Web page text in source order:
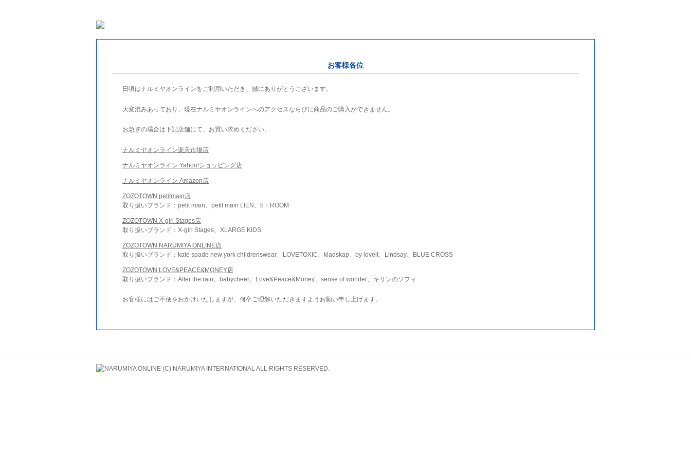
お客様各位
日頃はナルミヤオンラインをご利用いただき、誠にありがとうございます。
大変混みあっており、現在ナルミヤオンラインへのアクセスならびに商品のご購入ができません。
お急ぎの場合は下記店舗にて、お買い求めください。
ナルミヤオンライン楽天市場店
ナルミヤオンライン Yahoo!ショッピング店
ナルミヤオンライン Amazon店
ZOZOTOWN petitmain店
取り扱いブランド：petit main、petit main LIEN、b・ROOM
ZOZOTOWN X-girl Stages店
取り扱いブランド：X-girl Stages、XLARGE KIDS
ZOZOTOWN NARUMIYA ONLINE店
取り扱いブランド：kate spade new york childrenswear、LOVETOXIC、kladskap、by loveit、Lindsay、BLUE CROSS
ZOZOTOWN LOVE&PEACE&MONEY店
取り扱いブランド：After the rain、babycheer、Love&Peace&Money、sense of wonder、キリンのソフィ
お客様にはご不便をおかけいたしますが、何卒ご理解いただきますようお願い申し上げます。